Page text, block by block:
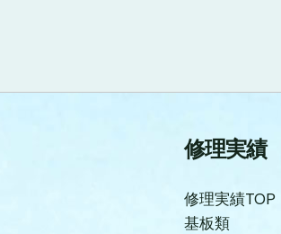
修理実績
修理実績TOP
基板類